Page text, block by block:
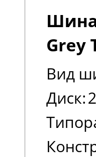
Шина
Grey
Вид
Диск: